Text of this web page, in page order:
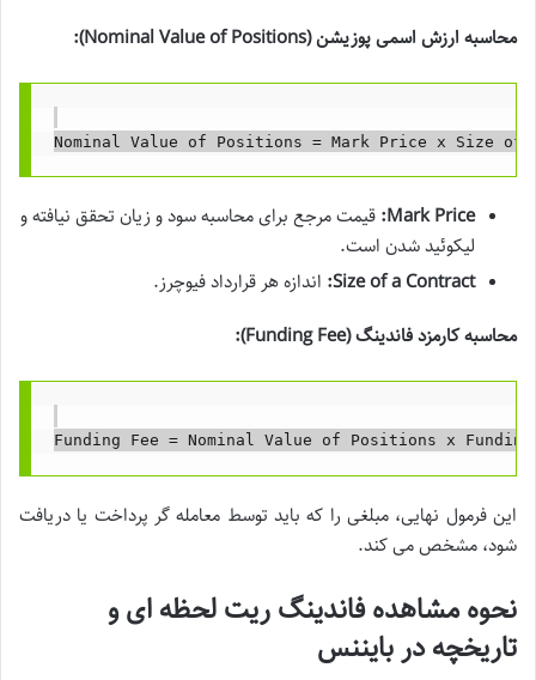
محاسبه ارزش اسمی پوزیشن (Nominal Value of Positions):
Mark Price: قیمت مرجع برای محاسبه سود و زیان تحقق نیافته و
لیکوئید شدن است.
Size of a Contract: اندازه هر قرارداد فیوچرز.
محاسبه کارمزد فاندینگ (Funding Fee):
این فرمول نهایی، مبلغی را که باید توسط معامله گر پرداخت یا دریافت
شود، مشخص می کند.
نحوه مشاهده فاندینگ ریت لحظه ای و
تاریخچه در بایننس